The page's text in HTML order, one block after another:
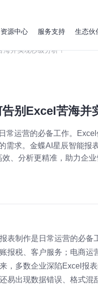
资源中心 服务支持 生态伙
海并实现秒级分析？
别Excel苦海并
常运营的必备工作。
需求。金蝶AI星辰智能
、分析更精准，助力企业
表制作是日常运营的必
报税、客户服务；电商
，多数企业深陷Excel报
易出现数据错误、格式